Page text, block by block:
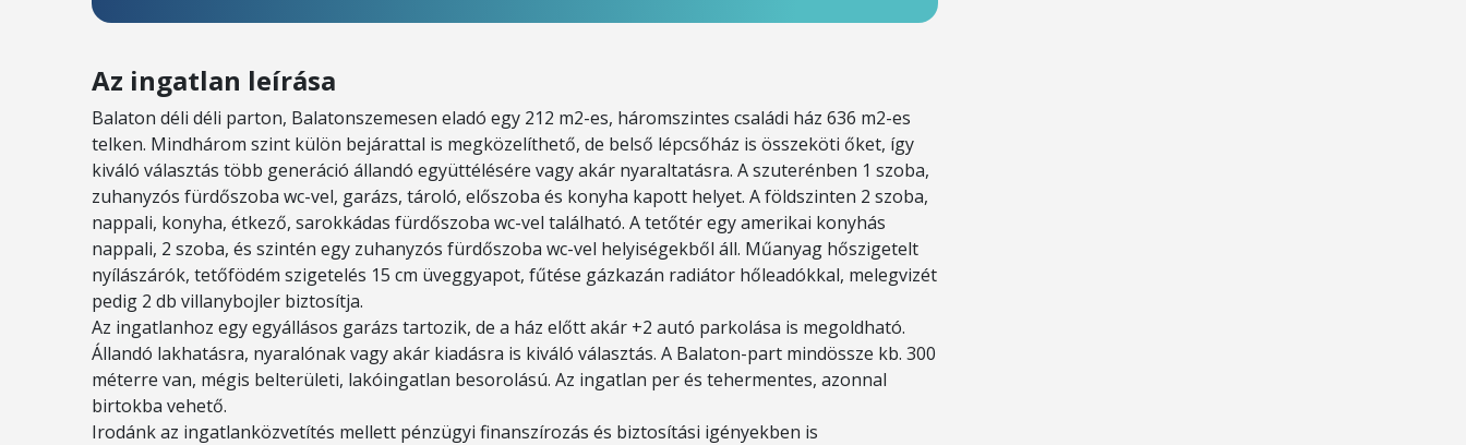
Az ingatlan leírása
Balaton déli déli parton, Balatonszemesen eladó egy 212 m2-es, háromszintes családi ház 636 m2-es
telken. Mindhárom szint külön bejárattal is megközelíthető, de belső lépcsőház is összeköti őket, így
kiváló választás több generáció állandó együttélésére vagy akár nyaraltatásra. A szuterénben 1 szoba,
zuhanyzós fürdőszoba wc-vel, garázs, tároló, előszoba és konyha kapott helyet. A földszinten 2 szoba,
nappali, konyha, étkező, sarokkádas fürdőszoba wc-vel található. A tetőtér egy amerikai konyhás
nappali, 2 szoba, és szintén egy zuhanyzós fürdőszoba wc-vel helyiségekből áll. Műanyag hőszigetelt
nyílászárók, tetőfödém szigetelés 15 cm üveggyapot, fűtése gázkazán radiátor hőleadókkal, melegvizét
pedig 2 db villanybojler biztosítja.
Az ingatlanhoz egy egyállásos garázs tartozik, de a ház előtt akár +2 autó parkolása is megoldható.
Állandó lakhatásra, nyaralónak vagy akár kiadásra is kiváló választás. A Balaton-part mindössze kb. 300
méterre van, mégis belterületi, lakóingatlan besorolású. Az ingatlan per és tehermentes, azonnal
birtokba vehető.
Irodánk az ingatlanközvetítés mellett pénzügyi finanszírozás és biztosítási igényekben is